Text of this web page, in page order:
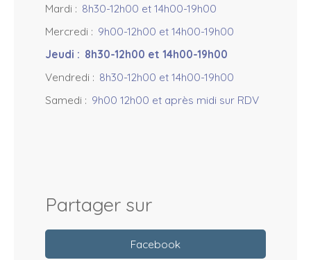
Mardi : 8h30-12h00 et 14h00-19h00
Mercredi : 9h00-12h00 et 14h00-19h00
Jeudi : 8h30-12h00 et 14h00-19h00
Vendredi : 8h30-12h00 et 14h00-19h00
Samedi : 9h00 12h00 et après midi sur RDV
Partager sur
Facebook